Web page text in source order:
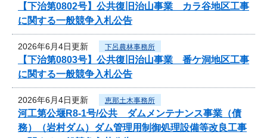
【下治第0802号】公共復旧治山事業 カラ谷地区工事
に関する一般競争入札公告
2026年6月4日更新 下呂農林事務所
【下治第0803号】公共復旧治山事業 番ケ洞地区工事
に関する一般競争入札公告
2026年6月4日更新 恵那土木事務所
河工第公堰R8-1号/公共 ダムメンテナンス事業（債
務）（岩村ダム）ダム管理用制御処理設備等改良工事